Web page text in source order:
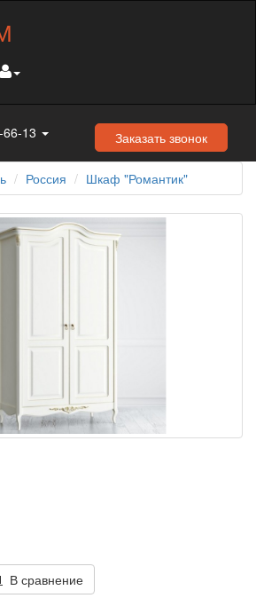
13 Заказать звонок
Россия Шкаф "Романтик"
В сравнение